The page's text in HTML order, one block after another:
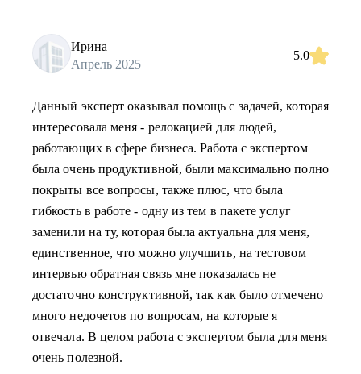
Ирина
Апрель 2025
5.0
Данный эксперт оказывал помощь с задачей, которая
интересовала меня - релокацией для людей,
работающих в сфере бизнеса. Работа с экспертом
была очень продуктивной, были максимально полно
покрыты все вопросы, также плюс, что была
гибкость в работе - одну из тем в пакете услуг
заменили на ту, которая была актуальна для меня,
единственное, что можно улучшить, на тестовом
интервью обратная связь мне показалась не
достаточно конструктивной, так как было отмечено
много недочетов по вопросам, на которые я
отвечала. В целом работа с экспертом была для меня
очень полезной.